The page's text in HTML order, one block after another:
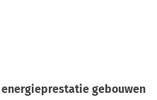
gebouwen